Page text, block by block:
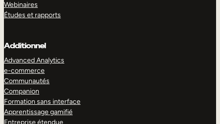
Webinaires
Études et rapports
Additionnel
Advanced Analytics
e-commerce
Communautés
Companion
Formation sans interface
Apprentissage gamifié